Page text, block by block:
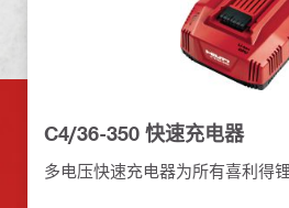
C4/36-350 快速充电器
多电压快速充电器为所有喜利得